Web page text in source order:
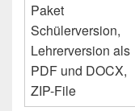
Paket
Schülerversion,
Lehrerversion als
PDF und DOCX,
ZIP-File